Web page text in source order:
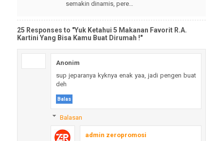
semakin dinamis, pere…
25 Responses to "Yuk Ketahui 5 Makanan Favorit R.A.
Kartini Yang Bisa Kamu Buat Dirumah !"
Anonim
sup jeparanya kyknya enak yaa, jadi pengen buat
deh
Balas
Balasan
admin zeropromosi